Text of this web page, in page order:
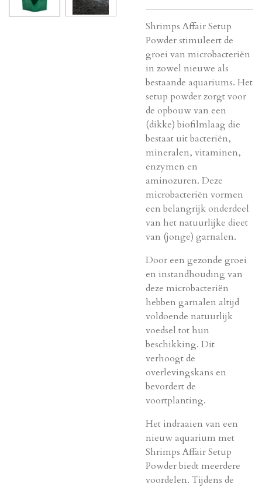
Shrimps Affair Setup
Powder stimuleert de
groei van microbacteriën
in zowel nieuwe als
bestaande aquariums. Het
setup powder zorgt voor
de opbouw van een
(dikke) biofilmlaag die
bestaat uit bacteriën,
mineralen, vitaminen,
enzymen en
aminozuren. Deze
microbacteriën vormen
een belangrijk onderdeel
van het natuurlijke dieet
van (jonge) garnalen.
Door een gezonde groei
en instandhouding van
deze microbacteriën
hebben garnalen altijd
voldoende natuurlijk
voedsel tot hun
beschikking. Dit
verhoogt de
overlevingskans en
bevordert de
voortplanting.
Het indraaien van een
nieuw aquarium met
Shrimps Affair Setup
Powder biedt meerdere
voordelen. Tijdens de